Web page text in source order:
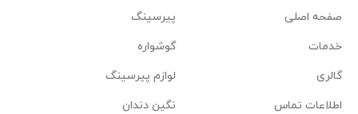
صفحه اصلی
خدمات
گالری
اطلاعات تماس
پیرسینگ
گوشواره
لوازم پیرسینگ
نگین دندان